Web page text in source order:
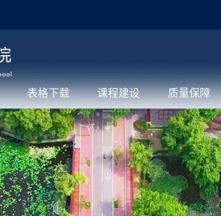
表格下载 课程建设 质量保障